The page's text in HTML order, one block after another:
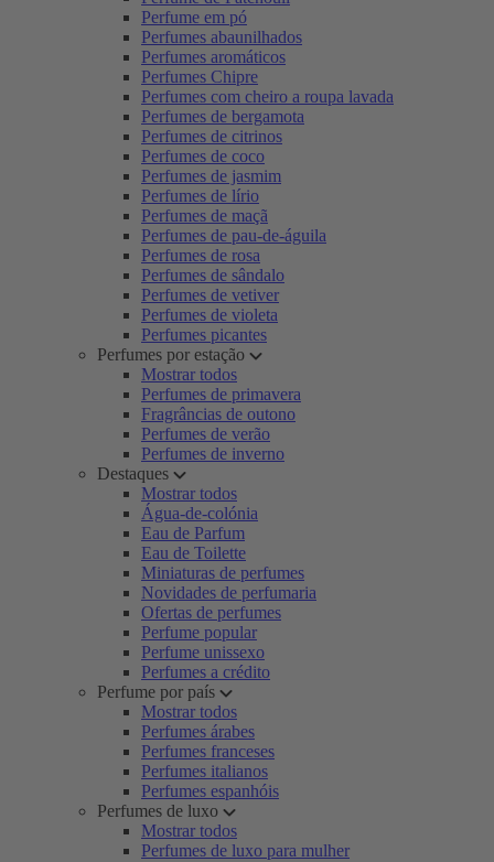
Perfume em pó
Perfumes abaunilhados
Perfumes aromáticos
Perfumes Chipre
Perfumes com cheiro a roupa lavada
Perfumes de bergamota
Perfumes de citrinos
Perfumes de coco
Perfumes de jasmim
Perfumes de lírio
Perfumes de maçã
Perfumes de pau-de-águila
Perfumes de rosa
Perfumes de sândalo
Perfumes de vetiver
Perfumes de violeta
Perfumes picantes
Perfumes por estação
Mostrar todos
Perfumes de primavera
Fragrâncias de outono
Perfumes de verão
Perfumes de inverno
Destaques
Mostrar todos
Água-de-colónia
Eau de Parfum
Eau de Toilette
Miniaturas de perfumes
Novidades de perfumaria
Ofertas de perfumes
Perfume popular
Perfume unissexo
Perfumes a crédito
Perfume por país
Mostrar todos
Perfumes árabes
Perfumes franceses
Perfumes italianos
Perfumes espanhóis
Perfumes de luxo
Mostrar todos
Perfumes de luxo para mulher